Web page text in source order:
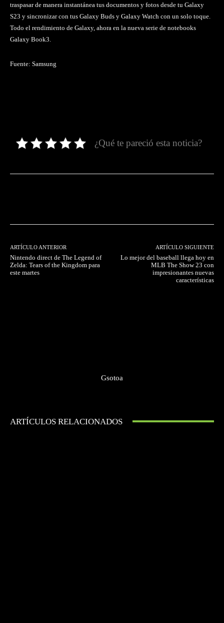
traspasar de manera instantánea tus documentos y fotos desde tu Galaxy
S23 y sincronizar con tus Galaxy Buds y Galaxy Watch con un solo toque.
Todo el rendimiento de Galaxy, ahora en la nueva serie de notebooks
Galaxy Book3.
Fuente: Samsung
¿Qué te pareció esta noticia?
ARTÍCULO ANTERIOR
Nintendo direct de The Legend of
Zelda: Tears of the Kingdom para
este martes
ARTÍCULO SIGUIENTE
Lo mejor del baseball llega hoy en
MLB The Show 23 con
impresionantes nuevas
características
Gsotoa
ARTÍCULOS RELACIONADOS